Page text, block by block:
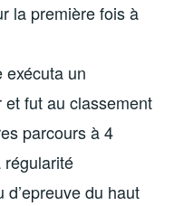
la première fois à
exécuta un
fut au classement
parcours à 4
régularité
du haut